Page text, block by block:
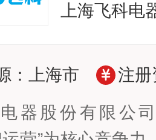
上海飞科电
：上海市 注
器股份有限公